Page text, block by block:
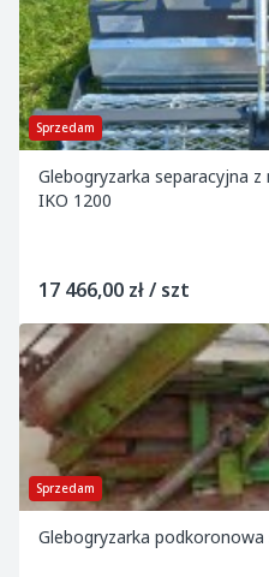
Sprzedam
Glebogryzarka separacyjna
IKO 1200
17 466,00 zł / szt
Sprzedam
Glebogryzarka podkoronowa